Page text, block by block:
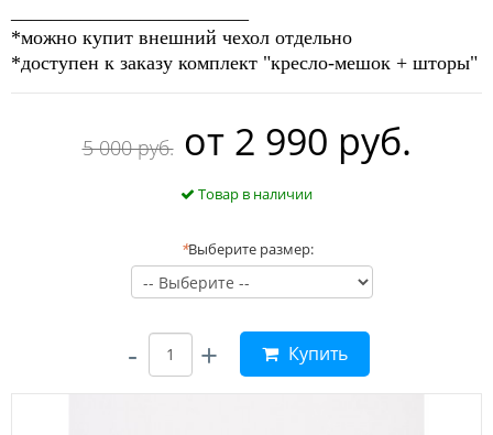
*можно купит внешний чехол отдельно
*доступен к заказу комплект "кресло-мешок + шторы"
5 000 руб. oт2 990 руб.
Товар в наличии
*Выберите размер:
- + Купить